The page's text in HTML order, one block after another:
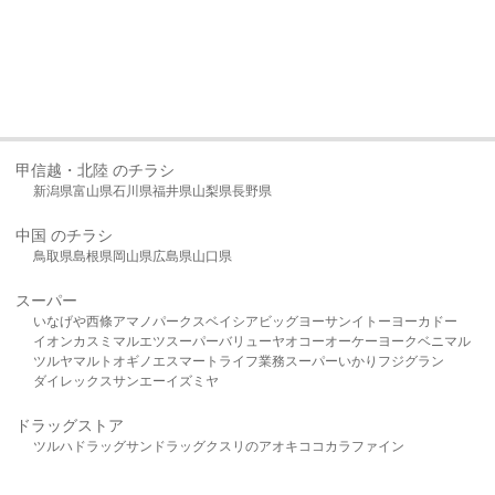
甲信越・北陸 のチラシ
新潟県富山県石川県福井県山梨県長野県
中国 のチラシ
鳥取県島根県岡山県広島県山口県
スーパー
いなげや西條アマノパークスベイシア ビッグヨーサンイトーヨーカドー
イオンカスミ マルエツスーパーバリューヤオコーオーケー ヨークベニマル
ツルヤマルト オギノ エスマート ライフ業務スーパーいかり フジグラン
ダイレックスサンエーイズミヤ
ドラッグストア
ツルハドラッグサンドラッグクスリのアオキ ココカラファイン